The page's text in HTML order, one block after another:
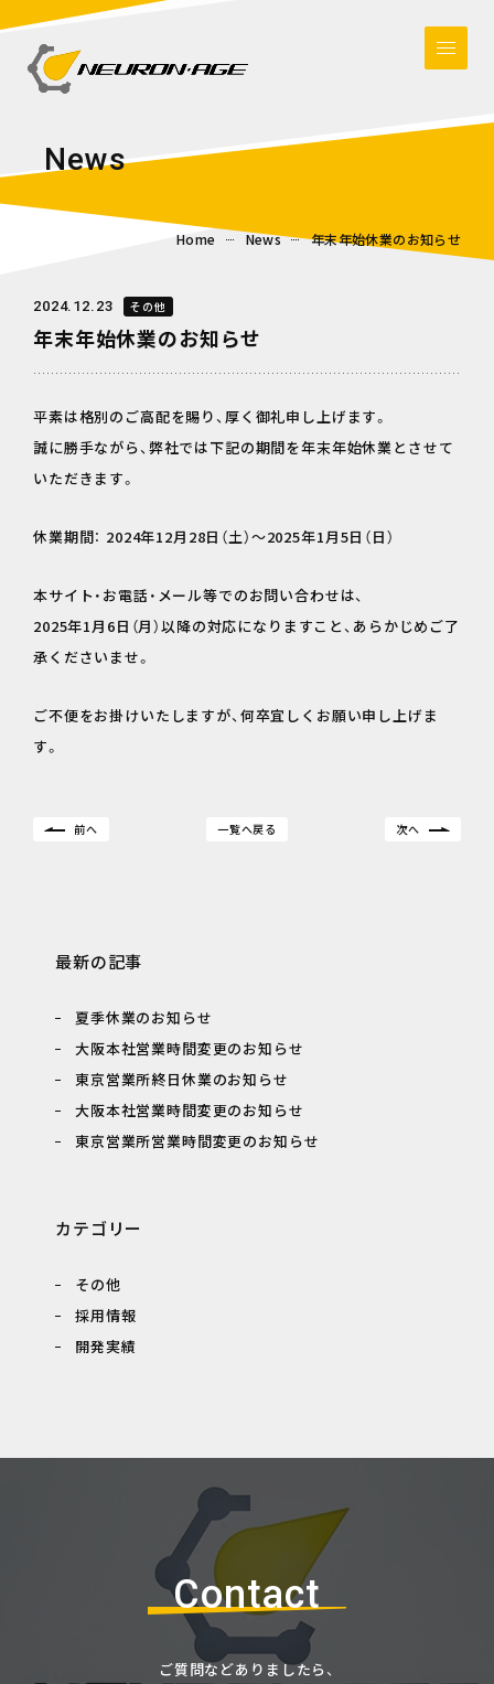
News
Home News 年末年始休業のお知らせ
2024.12.23 その他
年末年始休業のお知らせ
平素は格別のご高配を賜り、厚く御礼申し上げます。
誠に勝手ながら、弊社では下記の期間を年末年始休業とさせて
いただきます。
休業期間： 2024年12月28日（土）～2025年1月5日（日）
本サイト・お電話・メール等でのお問い合わせは、
2025年1月6日（月）以降の対応になりますこと、あらかじめご了
承くださいませ。
ご不便をお掛けいたしますが、何卒宜しくお願い申し上げま
す。
前へ 一覧へ戻る 次へ
最新の記事
夏季休業のお知らせ
大阪本社営業時間変更のお知らせ
東京営業所終日休業のお知らせ
大阪本社営業時間変更のお知らせ
東京営業所営業時間変更のお知らせ
カテゴリー
その他
採用情報
開発実績
Contact
ご質問などありましたら、